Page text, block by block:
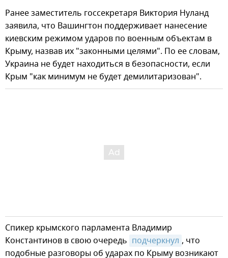
Ранее заместитель госсекретаря Виктория Нуланд
заявила, что Вашингтон поддерживает нанесение
киевским режимом ударов по военным объектам в
Крыму, назвав их "законными целями". По ее словам,
Украина не будет находиться в безопасности, если
Крым "как минимум не будет демилитаризован".
Спикер крымского парламента Владимир
Константинов в свою очередь подчеркнул , что
подобные разговоры об ударах по Крыму возникают